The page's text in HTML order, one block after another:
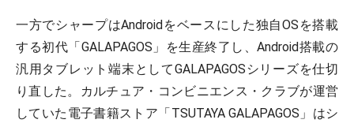
一方でシャープはAndroidをベースにした独自OSを搭載
する初代「GALAPAGOS」を生産終了し、Android搭載の
汎用タブレット端末としてGALAPAGOSシリーズを仕切
り直した。カルチュア・コンビニエンス・クラブが運営
していた電子書籍ストア「TSUTAYA GALAPAGOS」はシ